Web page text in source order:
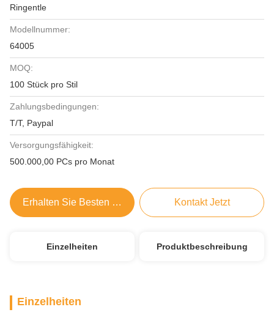
Ringentle
Modellnummer:
64005
MOQ:
100 Stück pro Stil
Zahlungsbedingungen:
T/T, Paypal
Versorgungsfähigkeit:
500.000,00 PCs pro Monat
Erhalten Sie Besten Preis Kontakt Jetzt
Einzelheiten Produktbeschreibung
Einzelheiten